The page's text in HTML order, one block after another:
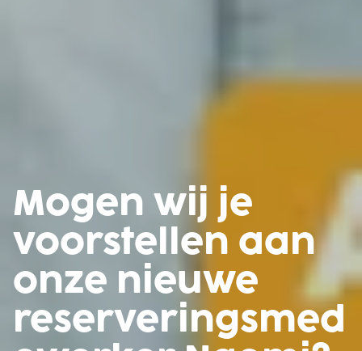
Mogen wij je
voorstellen aan
onze nieuwe
reserveringsmed